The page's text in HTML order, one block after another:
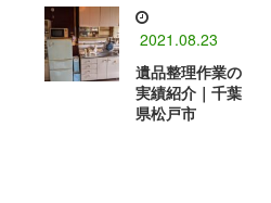
2021.08.23
遺品整理作業の
実績紹介｜千葉
県松戸市